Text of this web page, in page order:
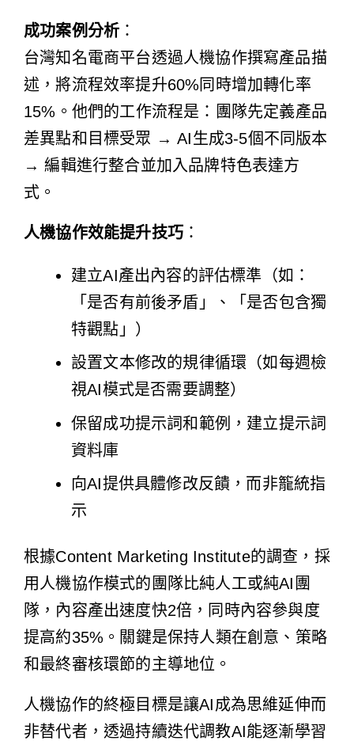
成功案例分析 ：
台灣知名電商平台透過人機協作撰寫產品描
述，將流程效率提升60%同時增加轉化率
15%。他們的工作流程是：團隊先定義產品
差異點和目標受眾 → AI生成3-5個不同版本
→ 編輯進行整合並加入品牌特色表達方
式。
人機協作效能提升技巧 ：
建立AI產出內容的評估標準（如：
「是否有前後矛盾」、「是否包含獨
特觀點」）
設置文本修改的規律循環（如每週檢
視AI模式是否需要調整）
保留成功提示詞和範例，建立提示詞
資料庫
向AI提供具體修改反饋，而非籠統指
示
根據Content Marketing Institute的調查 ，採
用人機協作模式的團隊比純人工或純AI團
隊，內容產出速度快2倍，同時內容參與度
提高約35%。關鍵是保持人類在創意、策略
和最終審核環節的主導地位。
人機協作的終極目標是讓AI成為思維延伸而
非替代者，透過持續迭代調教AI能逐漸學習